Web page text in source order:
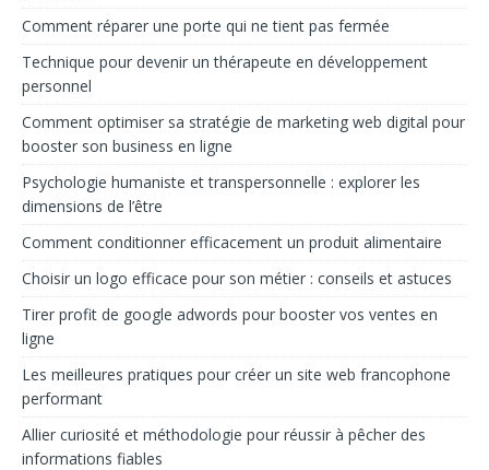
Comment réparer une porte qui ne tient pas fermée
Technique pour devenir un thérapeute en développement
personnel
Comment optimiser sa stratégie de marketing web digital pour
booster son business en ligne
Psychologie humaniste et transpersonnelle : explorer les
dimensions de l’être
Comment conditionner efficacement un produit alimentaire
Choisir un logo efficace pour son métier : conseils et astuces
Tirer profit de google adwords pour booster vos ventes en
ligne
Les meilleures pratiques pour créer un site web francophone
performant
Allier curiosité et méthodologie pour réussir à pêcher des
informations fiables